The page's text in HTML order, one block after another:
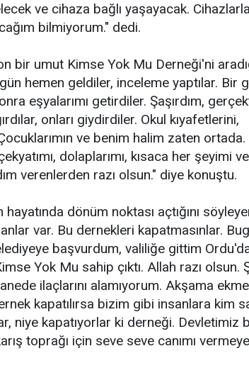
ve cihaza bağlı yaşayacak.
bilmiyorum." dedi.
bir umut Kimse Yok Mu Derneği'ni
hemen geldiler, inceleme yaptılar. Bir
eşyalarımı getirdiler. Şaşırdım,
onları giydirdiler. Okul kıyafetlerini,
ve benim halim zaten ortada.
dolaplarımı, kısaca her şeyimi
verenlerden razı olsun." diye konuştu.
dönüm noktası açtığını
var. Bu dernekleri kapatmasınlar.
başvurdum, valiliğe gittim
Yok Mu sahip çıktı. Allah razı olsun.
ilaçlarını alamıyorum. Akşama
kapatılırsa bizim gibi insanlara kim
niye kapatıyorlar ki derneği. Devletimiz
toprağı için seve seve canımı vermeye